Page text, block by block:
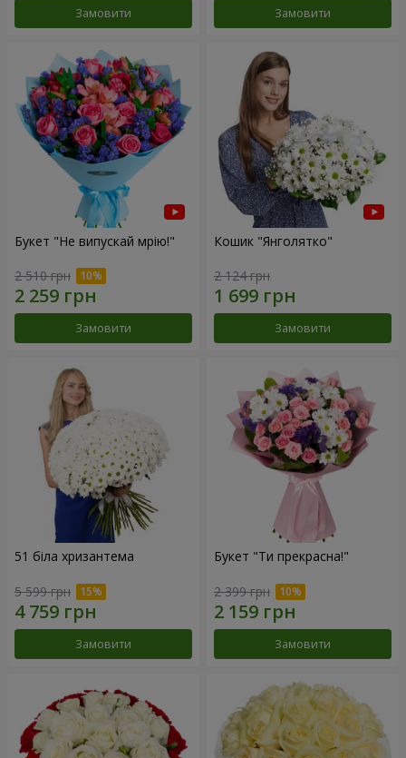
Замовити Замовити
Букет "Не випускай мрію!"
2 510 грн
Замовити
Кошик "Янголятко"
2 124 грн
Замовити
51 біла хризантема
5 599 грн
Замовити
Букет "Ти прекрасна!"
2 399 грн
Замовити